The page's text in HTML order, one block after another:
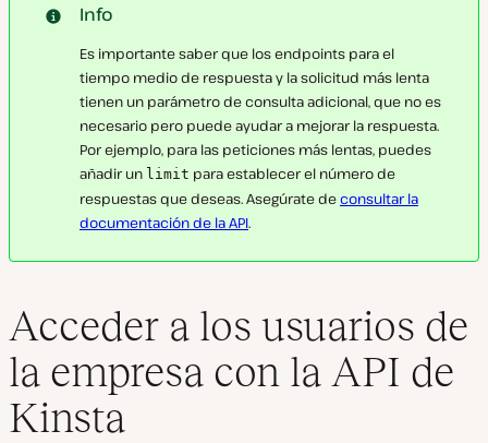
Info
Es importante saber que los endpoints para el
tiempo medio de respuesta y la solicitud más lenta
tienen un parámetro de consulta adicional, que no es
necesario pero puede ayudar a mejorar la respuesta.
Por ejemplo, para las peticiones más lentas, puedes
añadir un limit para establecer el número de
respuestas que deseas. Asegúrate deconsultar la
documentación de la API.
Acceder a los usuarios de
la empresa con la API de
Kinsta